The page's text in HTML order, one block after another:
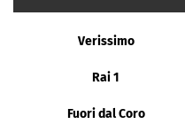
Verissimo
Rai 1
Fuori dal Coro